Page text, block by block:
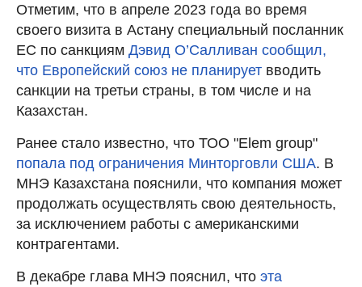
Отметим, что в апреле 2023 года во время
своего визита в Астану специальный посланник
ЕС по санкциям Дэвид О’Салливан сообщил,
что Европейский союз не планирует вводить
санкции на третьи страны, в том числе и на
Казахстан.
Ранее стало известно, что ТОО "Elem group"
попала под ограничения Минторговли США. В
МНЭ Казахстана пояснили, что компания может
продолжать осуществлять свою деятельность,
за исключением работы с американскими
контрагентами.
В декабре глава МНЭ пояснил, что эта